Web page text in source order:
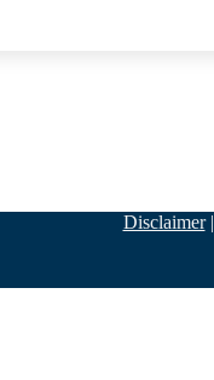
Disclaimer|